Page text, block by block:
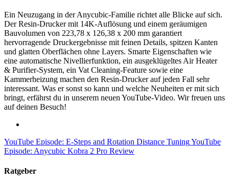
Ein Neuzugang in der Anycubic-Familie richtet alle Blicke auf sich.
Der Resin-Drucker mit 14K-Auflösung und einem geräumigen
Bauvolumen von 223,78 x 126,38 x 200 mm garantiert
hervorragende Druckergebnisse mit feinen Details, spitzen Kanten
und glatten Oberflächen ohne Layers. Smarte Eigenschaften wie
eine automatische Nivellierfunktion, ein ausgeklügeltes Air Heater
& Purifier-System, ein Vat Cleaning-Feature sowie eine
Kammerheizung machen den Resin-Drucker auf jeden Fall sehr
interessant. Was er sonst so kann und welche Neuheiten er mit sich
bringt, erfährst du in unserem neuen YouTube-Video. Wir freuen uns
auf deinen Besuch!
YouTube Episode: E-Steps and Rotation Distance TuningYouTube
Episode: Anycubic Kobra 2 Pro Review
Ratgeber